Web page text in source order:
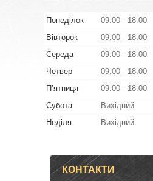
Понеділок 09:00
18:00
Вівторок
09:00
18:00
Середа
09:00
18:00
Четвер
09:00
18:00
Пʼятниця
09:00
18:00
Субота
Вихідний
Неділя
Вихідний
КОНТАКТИ